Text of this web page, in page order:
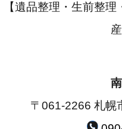
【遺品整理・生前整
〒061-2266 札幌